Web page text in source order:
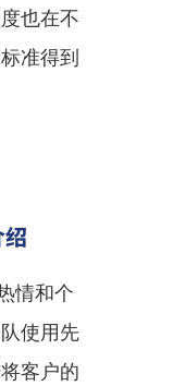
也在不
准得到
情和个
使用先
客户的